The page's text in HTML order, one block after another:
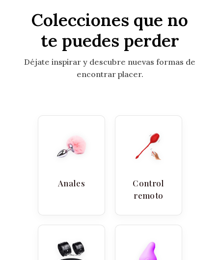
Colecciones que no
te puedes perder
Déjate inspirar y descubre nuevas formas de
encontrar placer.
Anales
Control
remoto